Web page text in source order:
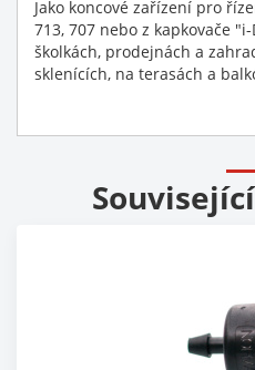
Jako koncové zařízení pro
713, 707 nebo z kapkovače
školkách, prodejnách a
sklenících, na terasách a